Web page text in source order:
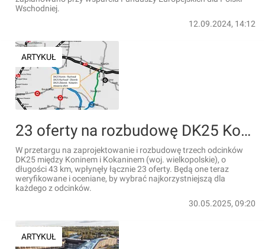
Wschodniej.
12.09.2024, 14:12
ARTYKUŁ
23 oferty na rozbudowę DK25 Konin - Kokanin w Wielkopolsce [LISTA OFERT]
W przetargu na zaprojektowanie i rozbudowę trzech odcinków
DK25 między Koninem i Kokaninem (woj. wielkopolskie), o
długości 43 km, wpłynęły łącznie 23 oferty. Będą one teraz
weryfikowane i oceniane, by wybrać najkorzystniejszą dla
każdego z odcinków.
30.05.2025, 09:20
ARTYKUŁ